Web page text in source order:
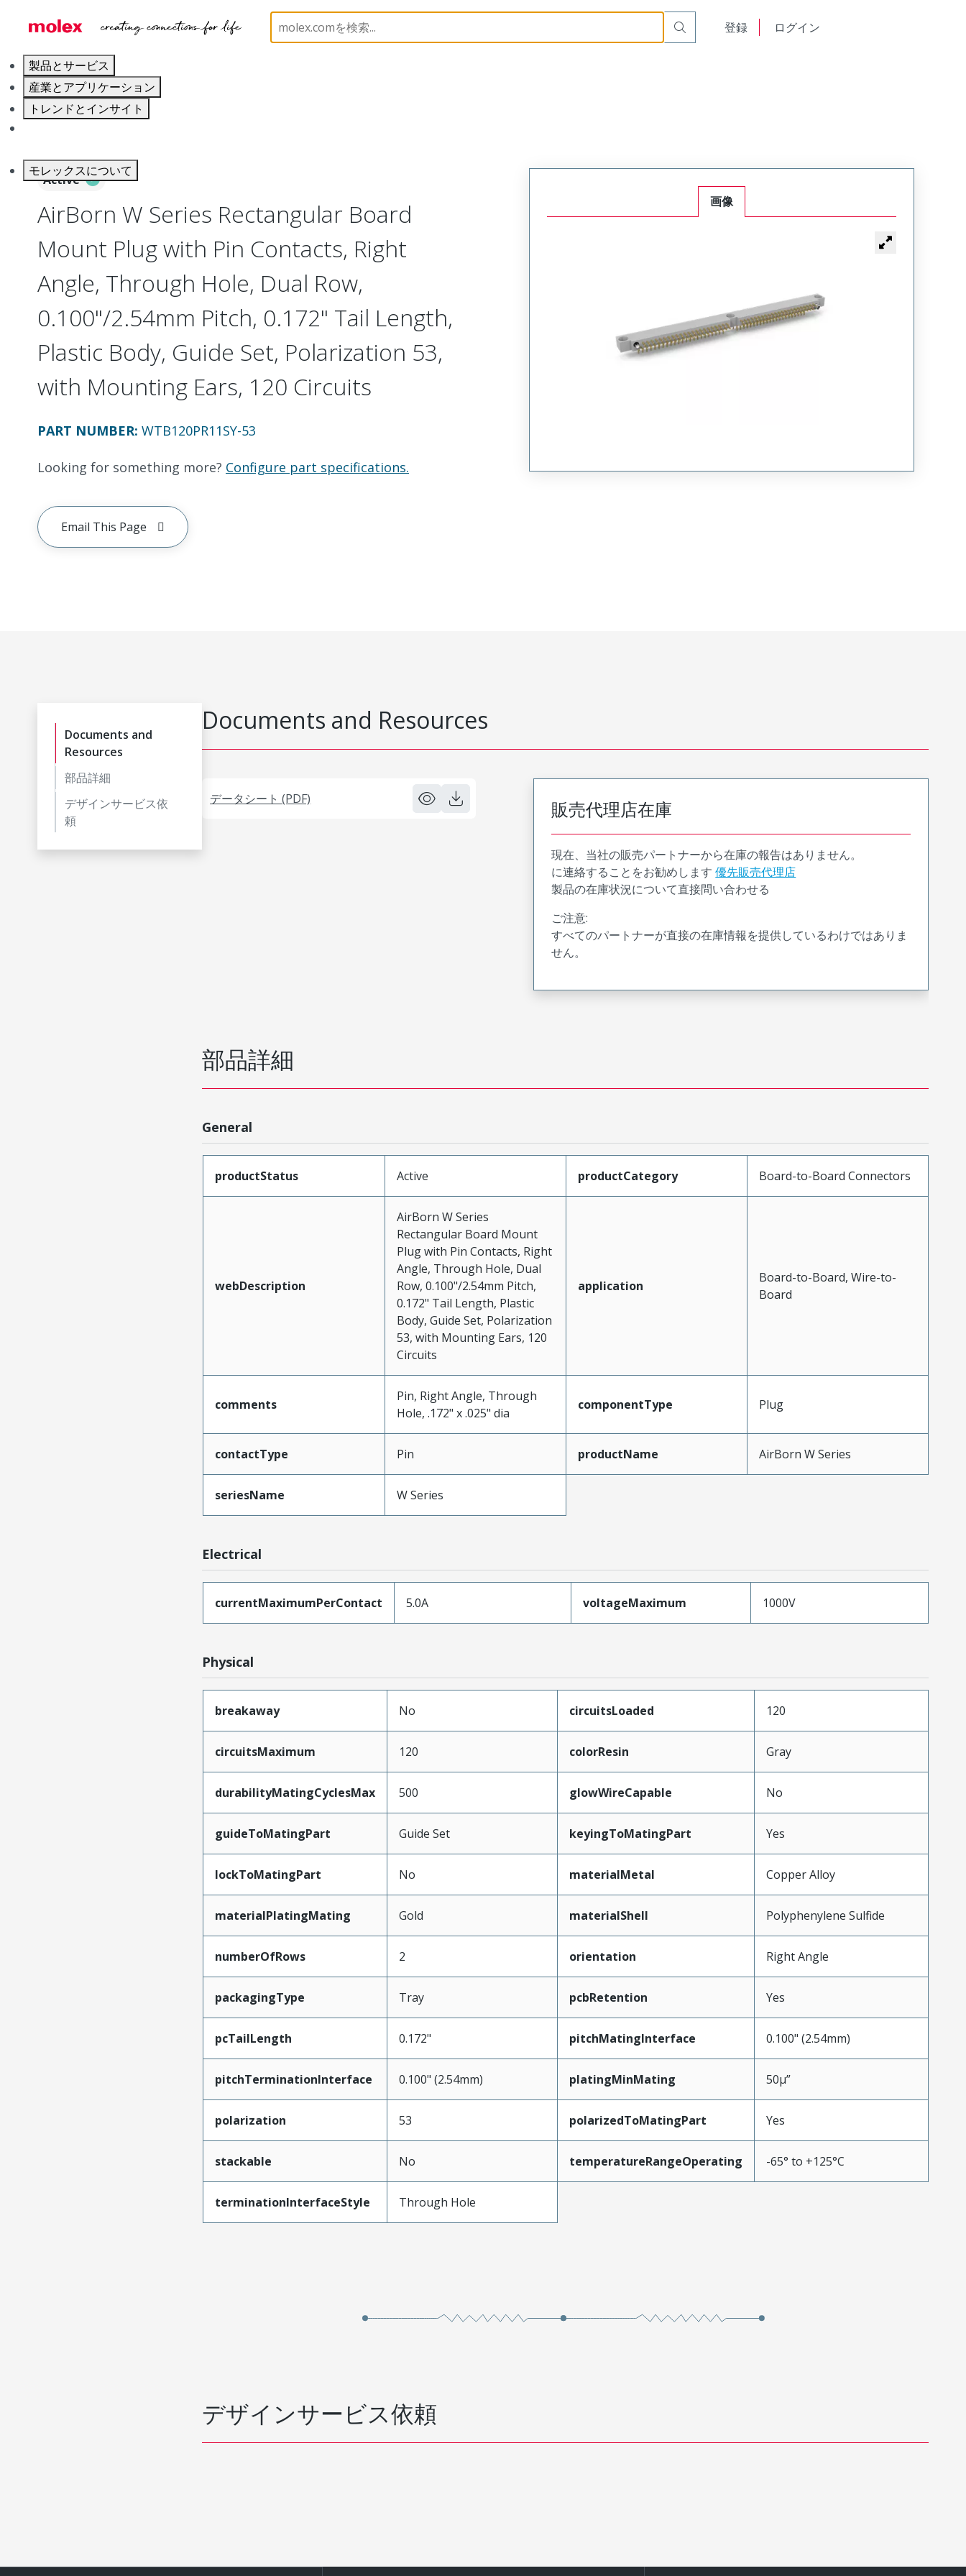
登録 ログイン
製品とサービス
産業とアプリケーション
トレンドとインサイト
モレックスについて
Board-to-Board Connectors Rectangular, Plastic, 2 Row, Right Angle Board or Cable Mount Plug
Active
AirBorn W Series Rectangular Board
Mount Plug with Pin Contacts, Right
Angle, Through Hole, Dual Row,
0.100"/2.54mm Pitch, 0.172" Tail Length,
Plastic Body, Guide Set, Polarization 53,
with Mounting Ears, 120 Circuits
PART NUMBER: WTB120PR11SY-53
Looking for something more? Configure part specifications.
Email This Page
画像
Documents and
Resources
部品詳細
デザインサービス依
頼
Documents and Resources
データシート (PDF) 販売代理店在庫
現在、当社の販売パートナーから在庫の報告はありません。
に連絡することをお勧めします 優先販売代理店
製品の在庫状況について直接問い合わせる
ご注意:
すべてのパートナーが直接の在庫情報を提供しているわけではありま
せん。
部品詳細
General
productStatus Active productCategory Board-to-Board Connectors
webDescription
AirBorn W Series
Rectangular Board Mount
Plug with Pin Contacts, Right
Angle, Through Hole, Dual
Row, 0.100"/2.54mm Pitch,
0.172" Tail Length, Plastic
Body, Guide Set, Polarization
53, with Mounting Ears, 120
Circuits
application
Board-to-Board, Wire-to-
Board
comments
Pin, Right Angle, Through
Hole, .172" x .025" dia
componentType Plug
contactType Pin productName AirBorn W Series
seriesName W Series
Electrical
currentMaximumPerContact 5.0A voltageMaximum 1000V
Physical
breakaway No circuitsLoaded 120
circuitsMaximum 120 colorResin Gray
durabilityMatingCyclesMax 500 glowWireCapable No
guideToMatingPart Guide Set keyingToMatingPart Yes
lockToMatingPart No materialMetal Copper Alloy
materialPlatingMating Gold materialShell Polyphenylene Sulfide
numberOfRows 2 orientation Right Angle
packagingType Tray pcbRetention Yes
pcTailLength 0.172" pitchMatingInterface 0.100" (2.54mm)
pitchTerminationInterface 0.100" (2.54mm) platingMinMating 50µ”
polarization 53 polarizedToMatingPart Yes
stackable No temperatureRangeOperating -65° to +125°C
terminationInterfaceStyle Through Hole
デザインサービス依頼